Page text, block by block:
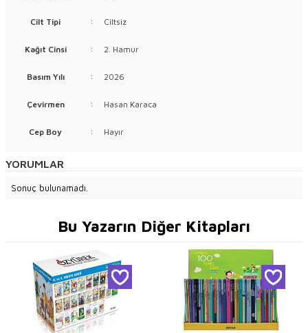
Cilt Tipi : Ciltsiz
Kağıt Cinsi : 2. Hamur
Basım Yılı : 2026
Çevirmen : Hasan Karaca
Cep Boy : Hayır
YORUMLAR
Sonuç bulunamadı.
Bu Yazarın Diğer Kitapları